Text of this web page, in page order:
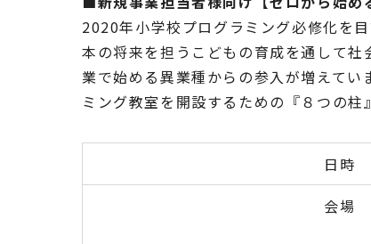
2020年小学校プログラミング必修化を
本の将来を担うこどもの育成を通して
業で始める異業種からの参入が増えて
ミング教室を開設するための『８つの柱
日時
会場